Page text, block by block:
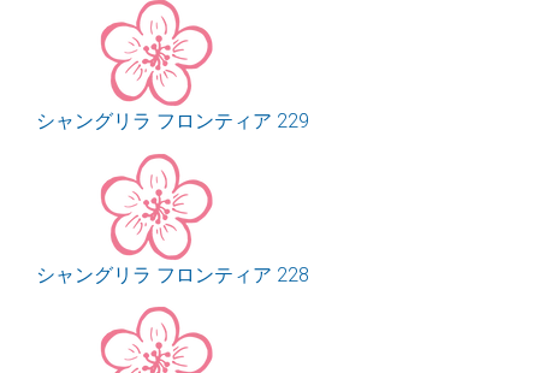
シャングリラ フロンティア 229
シャングリラ フロンティア 228